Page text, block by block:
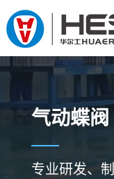
气动蝶阀
专业研发、